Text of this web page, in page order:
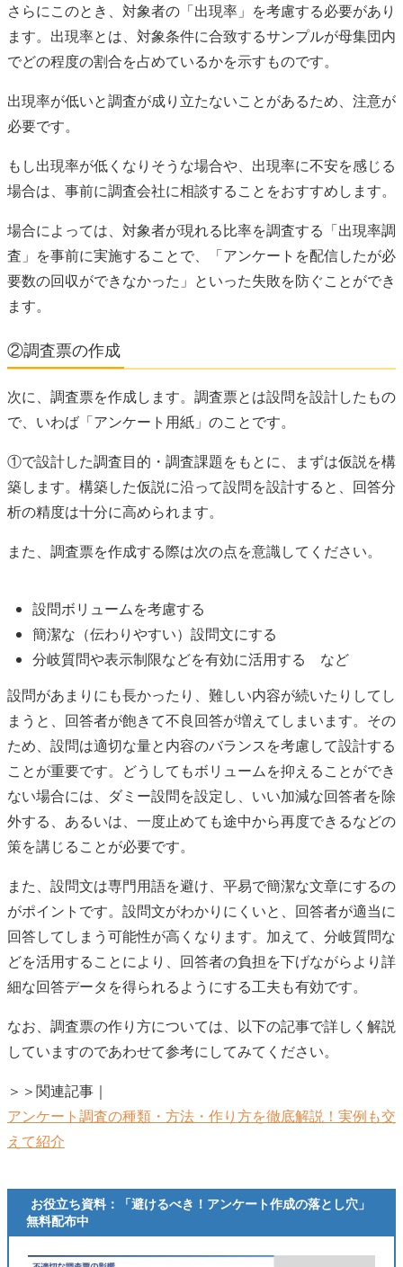
さらにこのとき、対象者の「出現率」を考慮する必要があり
ます。出現率とは、対象条件に合致するサンプルが母集団内
でどの程度の割合を占めているかを示すものです。
出現率が低いと調査が成り立たないことがあるため、注意が
必要です。
もし出現率が低くなりそうな場合や、出現率に不安を感じる
場合は、事前に調査会社に相談することをおすすめします。
場合によっては、対象者が現れる比率を調査する「出現率調
査」を事前に実施することで、「アンケートを配信したが必
要数の回収ができなかった」といった失敗を防ぐことができ
ます。
②調査票の作成
次に、調査票を作成します。調査票とは設問を設計したもの
で、いわば「アンケート用紙」のことです。
①で設計した調査目的・調査課題をもとに、まずは仮説を構
築します。構築した仮説に沿って設問を設計すると、回答分
析の精度は十分に高められます。
また、調査票を作成する際は次の点を意識してください。
設問ボリュームを考慮する
簡潔な（伝わりやすい）設問文にする
分岐質問や表示制限などを有効に活用する など
設問があまりにも長かったり、難しい内容が続いたりしてし
まうと、回答者が飽きて不良回答が増えてしまいます。その
ため、設問は適切な量と内容のバランスを考慮して設計する
ことが重要です。どうしてもボリュームを抑えることができ
ない場合には、ダミー設問を設定し、いい加減な回答者を除
外する、あるいは、一度止めても途中から再度できるなどの
策を講じることが必要です。
また、設問文は専門用語を避け、平易で簡潔な文章にするの
がポイントです。設問文がわかりにくいと、回答者が適当に
回答してしまう可能性が高くなります。加えて、分岐質問な
どを活用することにより、回答者の負担を下げながらより詳
細な回答データを得られるようにする工夫も有効です。
なお、調査票の作り方については、以下の記事で詳しく解説
していますのであわせて参考にしてみてください。
＞＞関連記事｜
アンケート調査の種類・方法・作り方を徹底解説！実例も交
えて紹介
お役立ち資料：「避けるべき！アンケート作成の落とし穴」
無料配布中